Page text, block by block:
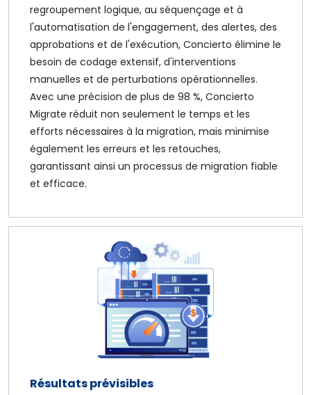
regroupement logique, au séquençage et à
l'automatisation de l'engagement, des alertes, des
approbations et de l'exécution, Concierto élimine le
besoin de codage extensif, d'interventions
manuelles et de perturbations opérationnelles.
Avec une précision de plus de 98 %, Concierto
Migrate réduit non seulement le temps et les
efforts nécessaires à la migration, mais minimise
également les erreurs et les retouches,
garantissant ainsi un processus de migration fiable
et efficace.
Résultats prévisibles